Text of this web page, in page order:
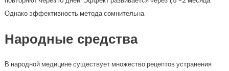
Однако эффективность метода сомнительна.
Народные средства
В народной медицине существует множество рецептов устранения